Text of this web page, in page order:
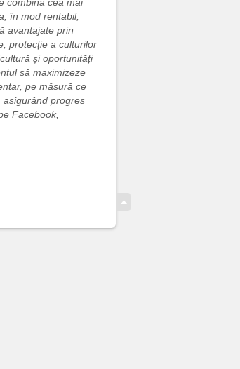
în mod rentabil,
avantajate prin
protecție a culturilor
și oportunități
să maximizeze
pe măsură ce
asigurând progres
Facebook,